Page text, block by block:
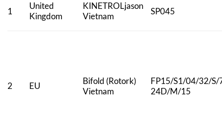
1
United
Kingdom
KINETROLjason
Vietnam
SP045
2 EU
Bifold (Rotork)
Vietnam
FP15/S1/04/32/S/
24D/M/15